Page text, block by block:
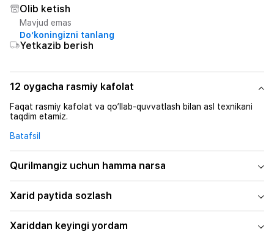
Olib ketish
Mavjud emas
Do‘koningizni tanlang
Yetkazib berish
12 oygacha rasmiy kafolat
Faqat rasmiy kafolat va qo‘llab-quvvatlash bilan asl texnikani
taqdim etamiz.
Batafsil
Qurilmangiz uchun hamma narsa
Xarid paytida sozlash
Xariddan keyingi yordam